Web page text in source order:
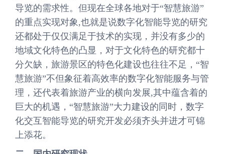
导览的需求性。但现在全球各地对于“智慧旅游”
的重点实现对象,也就是说数字化智能导览的研究
还都处于仅仅满足于技术的实现，并没有多少的
地域文化特色的凸显，对于文化特色的研究都十
分欠缺，旅游景区的特色化建设也往往不足，“智
慧旅游”不但象征着高效率的数字化智能服务与管
理，还代表着旅游产业的横向发展,其中蕴含着的
巨大的机遇，“智慧旅游”大力建设的同时，数字
化交互智能导览的研究开发必须齐头并进才可锦
上添花。